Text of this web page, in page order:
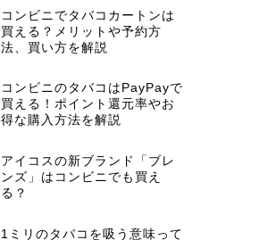
コンビニでタバコカートンは
買える？メリットや予約方
法、買い方を解説
コンビニのタバコはPayPayで
買える！ポイント還元率やお
得な購入方法を解説
アイコスの新ブランド「ブレ
ンズ」はコンビニでも買え
る？
1ミリのタバコを吸う意味って